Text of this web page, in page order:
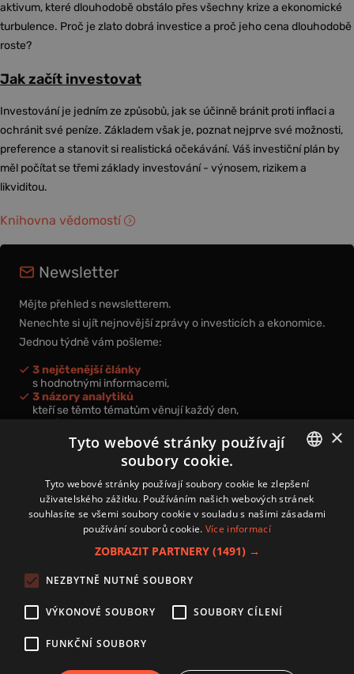
aktivum, které dlouhodobě obstálo přes všechny krize a ekonomické
turbulence. Proč je zlato dobrá investice a proč jeho cena dlouhodobě
roste?
Jak začít investovat
Investování je jedním ze způsobů, jak se účinně bránit proti inflaci a
ochránit své peníze. Základem však je, poznat nejprve své možnosti,
preference a stanovit si realistická očekávání. Váš investiční plán by
měl počítat se třemi základy investování - výnosem, rizikem a
likviditou.
Knihovna vědomostí
Newsletter
Mějte přehled s newsletterem.
Nenechte si ujít nejnovější zprávy o investicích a ekonomice.
Jednou týdně vám pošleme:
3 nejčtenější články
s hodnotnými informacemi,
3 názory analytiků
kteří se těmto tématům věnují každý den,
nová videa a podcasty
k prohloubení vašich znalostí.
Přihlášením k newsletteru vyjadřujete svůj souhlas spodmínkami
zpracování osobních údajů.
Zásady používání souborů cookies
Autoři
Nastavení cookies
CZECH
×
Tyto webové stránky používají
soubory cookie.
Tyto webové stránky používají soubory cookie ke zlepšení
uživatelského zážitku. Používáním našich webových stránek
souhlasíte se všemi soubory cookie v souladu s našimi zásadami
používání souborů cookie. Více informací
ZOBRAZIT PARTNERY (1491) →
NEZBYTNĚ NUTNÉ SOUBORY
VÝKONOVÉ SOUBORY SOUBORY CÍLENÍ
FUNKČNÍ SOUBORY